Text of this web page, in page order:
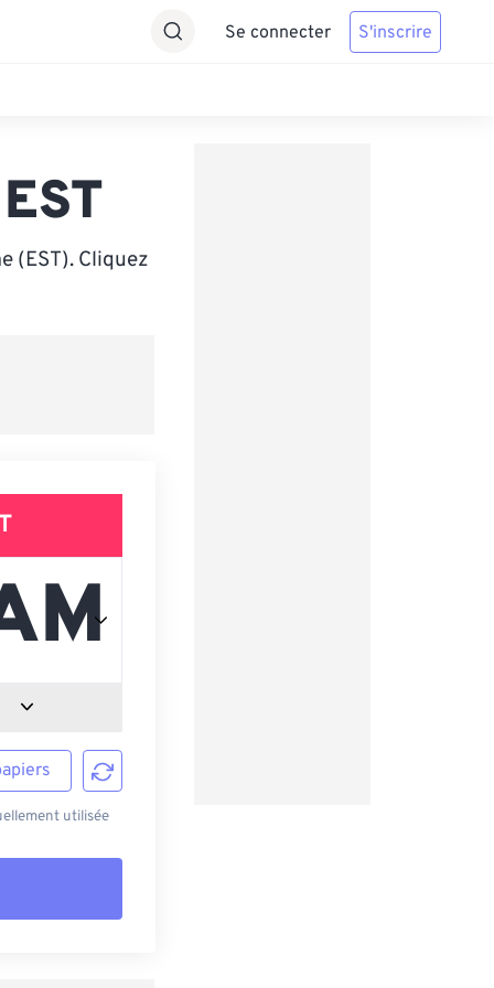
Se connecter S'inscrire
(EST). Cliquez
utilisée